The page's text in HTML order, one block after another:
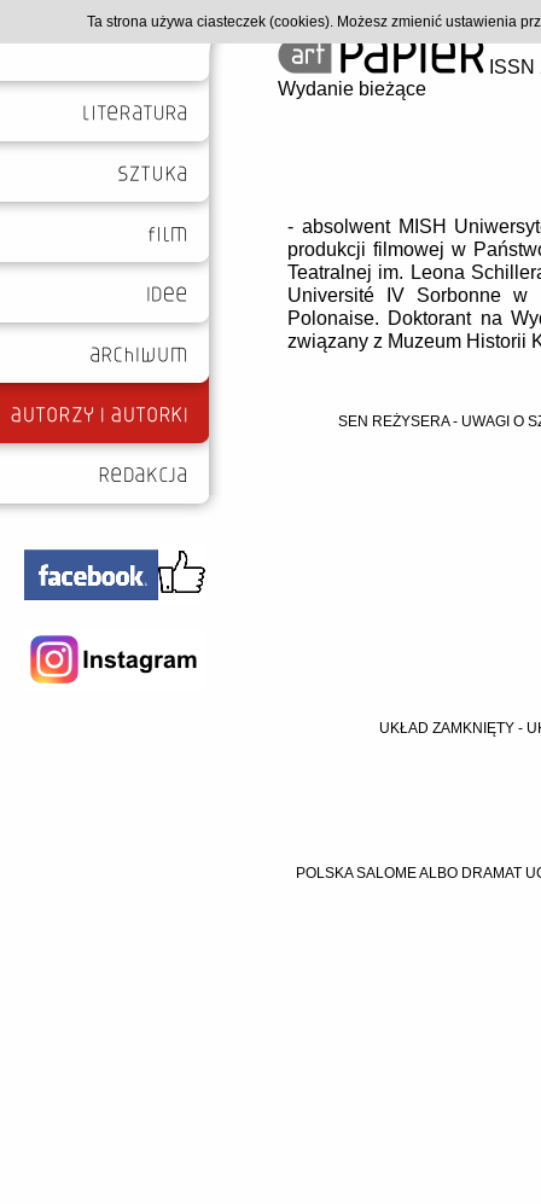
Wydanie bieżące
- absolwent MISH
produkcji filmowej w
Teatralnej im. Leona
Université IV Sorbonne w
Polonaise. Doktorant na
związany z Muzeum Historii
SEN REŻYSERA - UWAGI O
UKŁAD ZAMKNIĘTY -
POLSKA SALOME ALBO DRAMAT
Ta strona używa ciasteczek (cookies). Możesz zmienić ustawienia